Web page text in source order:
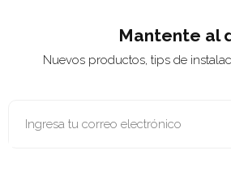
Mantente al
Nuevos productos, tips de